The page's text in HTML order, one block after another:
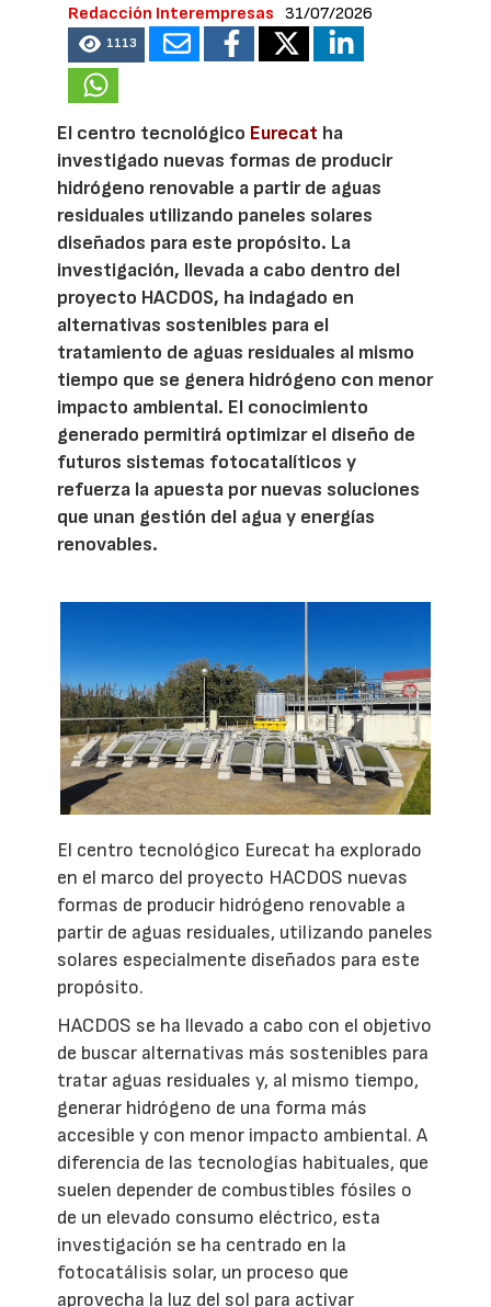
Redacción Interempresas 31/07/2026
1113
El centro tecnológico Eurecat ha
investigado nuevas formas de producir
hidrógeno renovable a partir de aguas
residuales utilizando paneles solares
diseñados para este propósito. La
investigación, llevada a cabo dentro del
proyecto HACDOS, ha indagado en
alternativas sostenibles para el
tratamiento de aguas residuales al mismo
tiempo que se genera hidrógeno con menor
impacto ambiental. El conocimiento
generado permitirá optimizar el diseño de
futuros sistemas fotocatalíticos y
refuerza la apuesta por nuevas soluciones
que unan gestión del agua y energías
renovables.
El centro tecnológico Eurecat ha explorado
en el marco del proyecto HACDOS nuevas
formas de producir hidrógeno renovable a
partir de aguas residuales, utilizando paneles
solares especialmente diseñados para este
propósito.
HACDOS se ha llevado a cabo con el objetivo
de buscar alternativas más sostenibles para
tratar aguas residuales y, al mismo tiempo,
generar hidrógeno de una forma más
accesible y con menor impacto ambiental. A
diferencia de las tecnologías habituales, que
suelen depender de combustibles fósiles o
de un elevado consumo eléctrico, esta
investigación se ha centrado en la
fotocatálisis solar, un proceso que
aprovecha la luz del sol para activar